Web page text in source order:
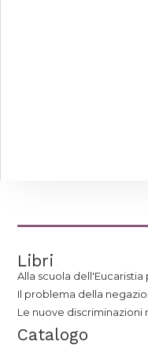
Libri
Alla scuola
Il problema della
Le nuove
Catalogo